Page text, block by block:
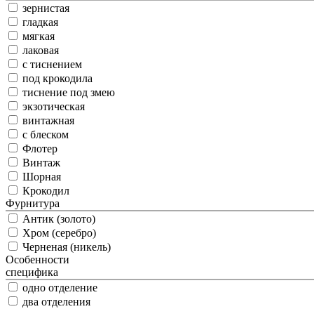
зернистая
гладкая
мягкая
лаковая
с тиснением
под крокодила
тиснение под змею
экзотическая
винтажная
с блеском
Флотер
Винтаж
Шорная
Крокодил
Фурнитура
Антик (золото)
Хром (серебро)
Черненая (никель)
Особенности
специфика
одно отделение
два отделения